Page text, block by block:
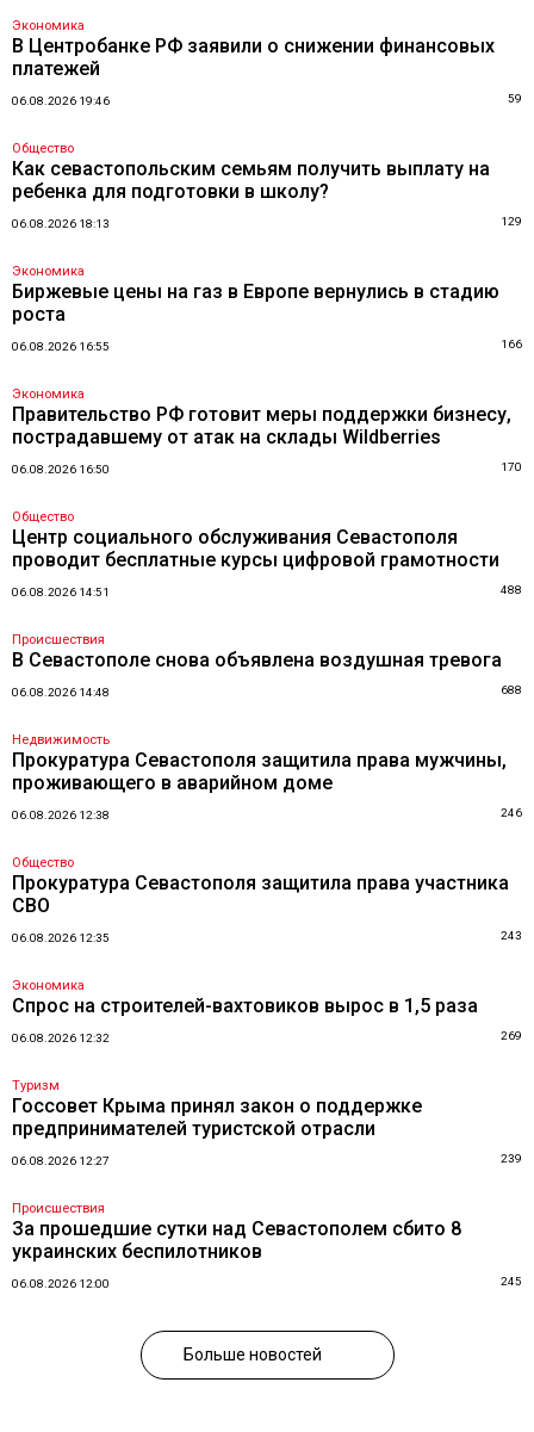
Экономика
В Центробанке РФ заявили о снижении финансовых
платежей
06.08.2026 19:46 59
Общество
Как севастопольским семьям получить выплату на
ребенка для подготовки в школу?
06.08.2026 18:13 129
Экономика
Биржевые цены на газ в Европе вернулись в стадию
роста
06.08.2026 16:55 166
Экономика
Правительство РФ готовит меры поддержки бизнесу,
пострадавшему от атак на склады Wildberries
06.08.2026 16:50 170
Общество
Центр социального обслуживания Севастополя
проводит бесплатные курсы цифровой грамотности
06.08.2026 14:51 488
Происшествия
В Севастополе снова объявлена воздушная тревога
06.08.2026 14:48 688
Недвижимость
Прокуратура Севастополя защитила права мужчины,
проживающего в аварийном доме
06.08.2026 12:38 246
Общество
Прокуратура Севастополя защитила права участника
СВО
06.08.2026 12:35 243
Экономика
Спрос на строителей-вахтовиков вырос в 1,5 раза
06.08.2026 12:32 269
Туризм
Госсовет Крыма принял закон о поддержке
предпринимателей туристской отрасли
06.08.2026 12:27 239
Происшествия
За прошедшие сутки над Севастополем сбито 8
украинских беспилотников
06.08.2026 12:00 245
Больше новостей